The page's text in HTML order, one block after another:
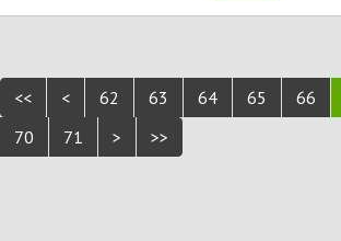
<< < 62 63 64 65 66
70
71 > >>